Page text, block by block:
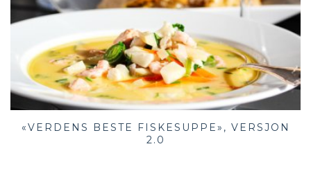
«VERDENS BESTE FISKESUPPE», VERSJON
2.0